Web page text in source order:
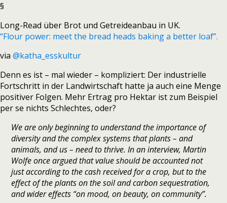
§
Long-Read über Brot und Getreideanbau in UK.
“Flour power: meet the bread heads baking a better loaf”.
via @katha_esskultur
Denn es ist – mal wieder – kompliziert: Der industrielle
Fortschritt in der Landwirtschaft hatte ja auch eine Menge
positiver Folgen. Mehr Ertrag pro Hektar ist zum Beispiel
per se nichts Schlechtes, oder?
We are only beginning to understand the importance of
diversity and the complex systems that plants – and
animals, and us – need to thrive. In an interview, Martin
Wolfe once argued that value should be accounted not
just according to the cash received for a crop, but to the
effect of the plants on the soil and carbon sequestration,
and wider effects “on mood, on beauty, on community”.